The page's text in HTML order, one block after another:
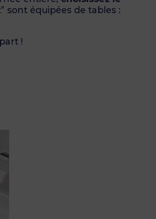
sont équipées de tables :
!